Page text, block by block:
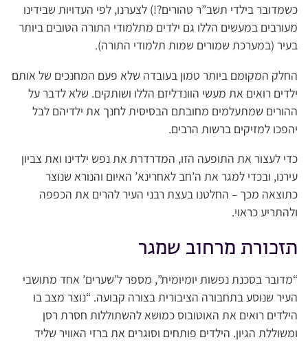
כשמדובר בילדי תשב”ר טהורים?!) לצערנו, לפי העדויות שבידינו
מעורבים במעשים הללו גם ילדים מתלמודי התורה הטובים ביותר
בעיר (במערכת שמורים שמות תלמודי התורה).
החלק המקומם ביותר טמון בעובדה שלא פעם המחנכים של אותם
ילדים רואים את מעשי הוונדליזם הללו ושותקים. שלא לדבר על
ההורים שמתעלמים מחובתם הבסיסית לחנך את ילדיהם לבל
יהפכו למזיקים ברשות הרבים.
כדי לעצור את התופעה הזו, המדרדרת את נפש ילדינו ואת צביון
עירנו, ובכדי למגר את ה’חב לאחרינא’ האיום והנורא שנוצר
כתוצאה מכך – החלטנו בעצת רבני העיר להרים את הכפפה
ולהתריע כראוי.
תזכורת מרחוב שמגר
“מדובר בסכנת נפשות יומיומית”, מספר ל’שערים’ אחד מתושבי
העיר שנוסע בתחבורה הציבורית בצורה קבועה. “נוצר מצב בו
הילדים רואים את האוטובוס כמושא להשתוללות חסרת רסן
ומשוללת הגיון. הילדים פותחים וסוגרים את ברזי האוויר שליד